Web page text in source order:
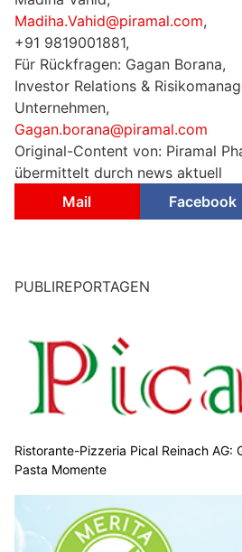
Madiha.Vahid@piramal.com,
+91 9819001881,
Für Rückfragen: Gagan Borana,
Investor Relations &
Unternehmen,
Gagan.borana@piramal.com
Original-Content von: Piramal
übermittelt durch news aktuell
Mail
Facebook
PUBLIREPORTAGEN
Ristorante-Pizzeria Pical Reinach AG:
Pasta Momente